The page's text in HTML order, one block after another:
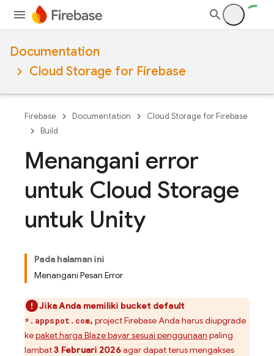
Documentation
Cloud Storage for Firebase
Firebase Documentation
Cloud Storage for Firebase
Build
Menangani error
untuk Cloud Storage
untuk Unity
Pada halaman ini
Menangani Pesan Error
Jika Anda memiliki bucket default
*.appspot.com, project Firebase Anda harus diupgrade
kepaket harga Blaze bayar sesuai penggunaan paling
lambat3 Februari 2026agar dapat terus mengakses